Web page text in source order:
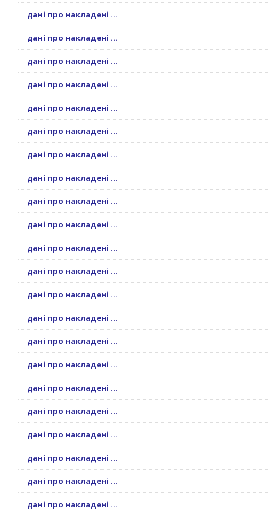
дані про накладені ...
дані про накладені ...
дані про накладені ...
дані про накладені ...
дані про накладені ...
дані про накладені ...
дані про накладені ...
дані про накладені ...
дані про накладені ...
дані про накладені ...
дані про накладені ...
дані про накладені ...
дані про накладені ...
дані про накладені ...
дані про накладені ...
дані про накладені ...
дані про накладені ...
дані про накладені ...
дані про накладені ...
дані про накладені ...
дані про накладені ...
дані про накладені ...